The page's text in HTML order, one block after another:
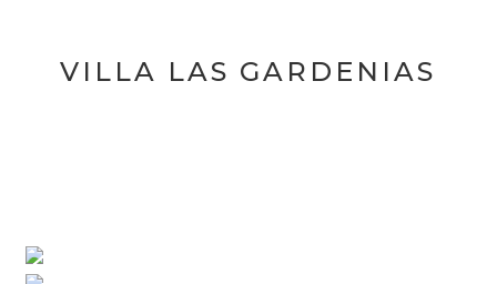
VILLA LAS GARDENIAS